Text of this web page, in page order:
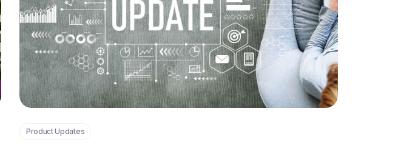
Product Updates